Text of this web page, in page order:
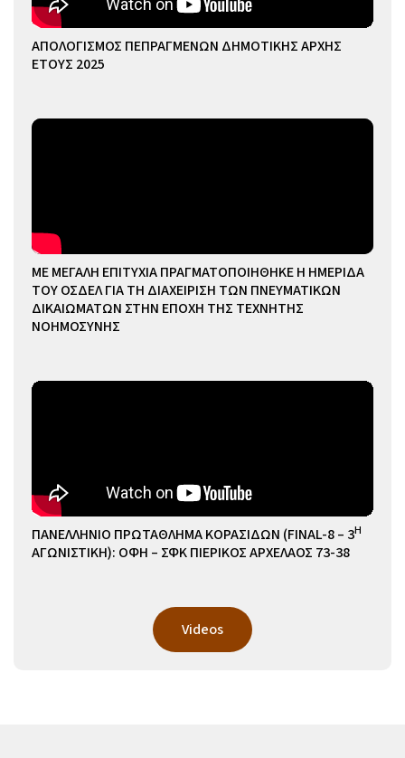
ΑΠΟΛΟΓΙΣΜΟΣ ΠΕΠΡΑΓΜΕΝΩΝ ΔΗΜΟΤΙΚΗΣ ΑΡΧΗΣ
ΕΤΟΥΣ 2025
ΜΕ ΜΕΓΑΛΗ ΕΠΙΤΥΧΙΑ ΠΡΑΓΜΑΤΟΠΟΙΗΘΗΚΕ Η ΗΜΕΡΙΔΑ
ΤΟΥ ΟΣΔΕΛ ΓΙΑ ΤΗ ΔΙΑΧΕΙΡΙΣΗ ΤΩΝ ΠΝΕΥΜΑΤΙΚΩΝ
ΔΙΚΑΙΩΜΑΤΩΝ ΣΤΗΝ ΕΠΟΧΗ ΤΗΣ ΤΕΧΝΗΤΗΣ
ΝΟΗΜΟΣΥΝΗΣ
ΠΑΝΕΛΛΗΝΙΟ ΠΡΩΤΑΘΛΗΜΑ ΚΟΡΑΣΙΔΩΝ (FINAL-8 – 3Η
ΑΓΩΝΙΣΤΙΚΗ): ΟΦΗ – ΣΦΚ ΠΙΕΡΙΚΟΣ ΑΡΧΕΛΑΟΣ 73-38
Videos